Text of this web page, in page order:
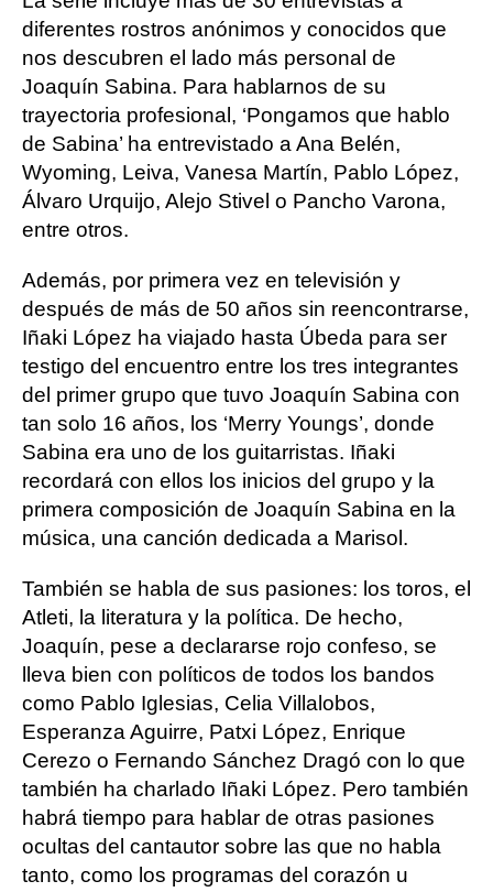
diferentes rostros anónimos y conocidos que
nos descubren el lado más personal de
Joaquín Sabina. Para hablarnos de su
trayectoria profesional, ‘Pongamos que hablo
de Sabina’ ha entrevistado a Ana Belén,
Wyoming, Leiva, Vanesa Martín, Pablo López,
Álvaro Urquijo, Alejo Stivel o Pancho Varona,
entre otros.
Además, por primera vez en televisión y
después de más de 50 años sin reencontrarse,
Iñaki López ha viajado hasta Úbeda para ser
testigo del encuentro entre los tres integrantes
del primer grupo que tuvo Joaquín Sabina con
tan solo 16 años, los ‘Merry Youngs’, donde
Sabina era uno de los guitarristas. Iñaki
recordará con ellos los inicios del grupo y la
primera composición de Joaquín Sabina en la
música, una canción dedicada a Marisol.
También se habla de sus pasiones: los toros, el
Atleti, la literatura y la política. De hecho,
Joaquín, pese a declararse rojo confeso, se
lleva bien con políticos de todos los bandos
como Pablo Iglesias, Celia Villalobos,
Esperanza Aguirre, Patxi López, Enrique
Cerezo o Fernando Sánchez Dragó con lo que
también ha charlado Iñaki López. Pero también
habrá tiempo para hablar de otras pasiones
ocultas del cantautor sobre las que no habla
tanto, como los programas del corazón u